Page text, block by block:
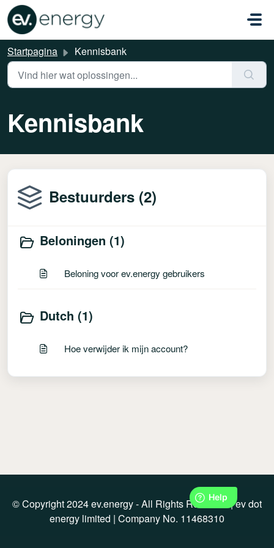
Doorgaan naar hoofdinhoud
Startpagina Kennisbank
Kennisbank
Bestuurders (2)
Beloningen (1)
Beloning voor ev.energy gebruikers
Dutch (1)
Hoe verwijder ik mijn account?
© Copyright 2024 ev.energy - All Rights Reserved | ev dot
energy limited | Company No. 11468310